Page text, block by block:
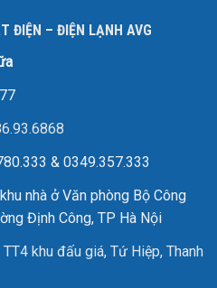
ĐIỆN – ĐIỆN LẠNH AVG
& 0349.357.333
nhà ở Văn phòng Bộ Công
Định Công, TP Hà Nội
khu đấu giá, Tứ Hiệp, Thanh